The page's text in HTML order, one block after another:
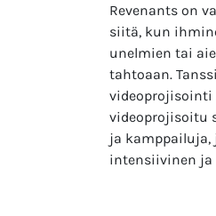
Revenants on
siitä, kun
unelmien tai
tahtoaan.
videoprojisointi
videoprojisoitu
ja kamppailuja,
intensiivinen ja